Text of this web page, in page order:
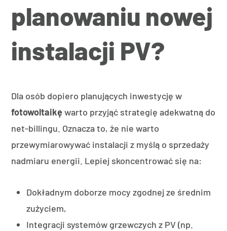
planowaniu nowej
instalacji PV?
Dla osób dopiero planujących inwestycję w
fotowoltaikęwarto przyjąć strategię adekwatną do
net-billingu. Oznacza to, że nie warto
przewymiarowywać instalacji z myślą o sprzedaży
nadmiaru energii. Lepiej skoncentrować się na:
Dokładnym doborze mocy zgodnej ze średnim
zużyciem,
Integracji systemów grzewczych z PV (np.